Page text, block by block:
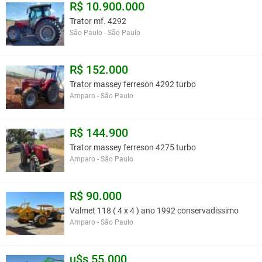
TOMADA DE FORÇA
quando se baixa o 3º ponto
Simplifica a operação e reduz o número de operações do
Reduz os esforços e prolonga a vida útil das transmissões
HIDRÁULICO
3º ponto e controle remoto: 120 l/min
Capacidade de levante de 5.800 kg a 610 mm do olhal
4 válvulas de controle remoto com 5 posições de ajuste
DIFERENCIAIS
Cabine Horizon: melhor cabine do mercado com menor nível de
Com simples toque de botão realiza todas as operações
R$ 10.900.000
Trator mf. 4292
São Paulo - São Paulo
R$ 152.000
Trator massey ferreson 4292 turbo
Amparo - São Paulo
R$ 144.900
Trator massey ferreson 4275 turbo
Amparo - São Paulo
R$ 90.000
Valmet 118 ( 4 x 4 ) ano 1992 conservadissimo
Amparo - São Paulo
u$s 55.000